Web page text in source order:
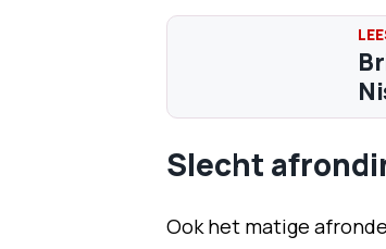
Slecht
Ook het matige